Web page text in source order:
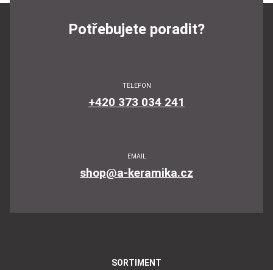
Potřebujete poradit?
TELEFON
+420 373 034 241
EMAIL
shop@a-keramika.cz
SORTIMENT